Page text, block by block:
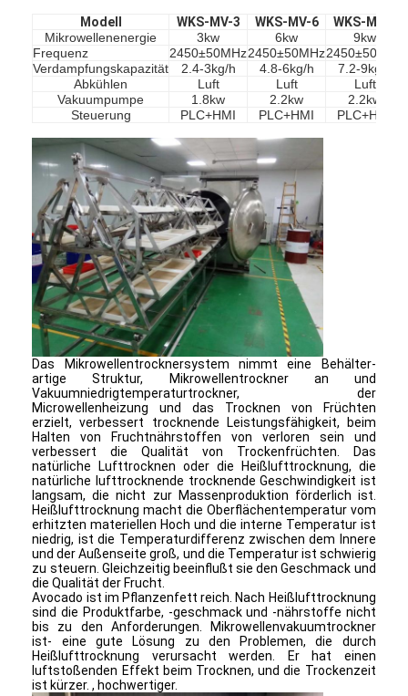
Startseite
Produkte
Über uns
Modell WKS-MV-3 WKS-MV-6 WKS-MV-9
Mikrowellenenergie
3kw 6kw
9kw
Frequenz
2450±50MHz2450±50MHz2450±50MHz
Verdampfungskapazität
2.4-3kg/h 4.8-6kg/h
7.2-9kg/h
Abkühlen
Luft Luft
Luft
Vakuumpumpe
1.8kw 2.2kw
2.2kw
Steuerung
PLC+HMI PLC+HMI PLC+HMI
Das Mikrowellentrocknersystem nimmt eine Behälter-
artige Struktur, Mikrowellentrockner an und
Vakuumniedrigtemperaturtrockner, der
Microwellenheizung und das Trocknen von Früchten
erzielt, verbessert trocknende Leistungsfähigkeit, beim
Halten von Fruchtnährstoffen von verloren sein und
verbessert die Qualität von Trockenfrüchten. Das
natürliche Lufttrocknen oder die Heißlufttrocknung, die
natürliche lufttrocknende trocknende Geschwindigkeit ist
langsam, die nicht zur Massenproduktion förderlich ist.
Heißlufttrocknung macht die Oberflächentemperatur vom
erhitzten materiellen Hoch und die interne Temperatur ist
niedrig, ist die Temperaturdifferenz zwischen dem Innere
und der Außenseite groß, und die Temperatur ist schwierig
zu steuern. Gleichzeitig beeinflußt sie den Geschmack und
die Qualität der Frucht.
Avocado ist im Pflanzenfett reich. Nach Heißlufttrocknung
sind die Produktfarbe, -geschmack und -nährstoffe nicht
bis zu den Anforderungen. Mikrowellenvakuumtrockner
ist- eine gute Lösung zu den Problemen, die durch
Heißlufttrocknung verursacht werden. Er hat einen
luftstoßenden Effekt beim Trocknen, und die Trockenzeit
ist kürzer. , hochwertiger.